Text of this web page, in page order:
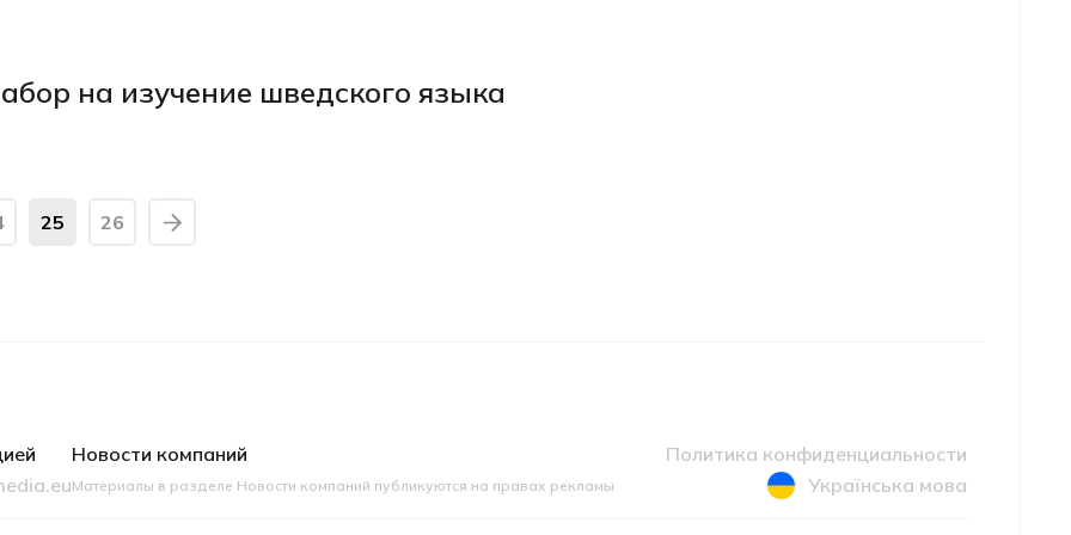
на изучение шведского языка
25 26
Новости компаний
Материалы в разделе Новости компаний публикуются на правах рекламы
Политика конфиденциальности
Українська мова